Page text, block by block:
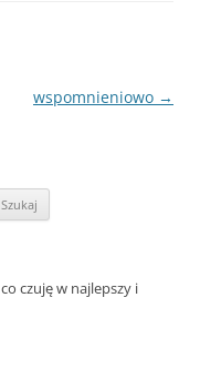
wspomnieniowo →
czuję w najlepszy i